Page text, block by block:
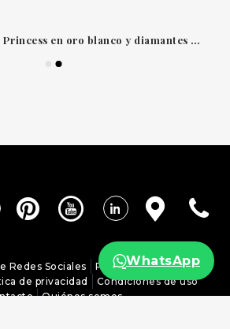
Colgante Diamond Princess en oro blanco y diamantes de Roberto Coin
Redes Sociales
Política de Cookies
de privacidad
Condiciones de uso
Quiénes somos
WhatsApp